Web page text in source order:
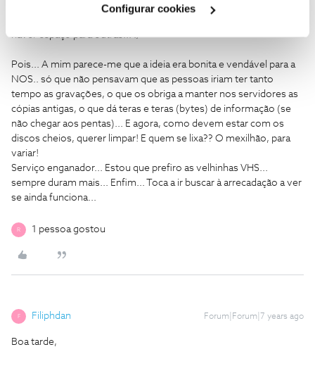
Configurar cookies
haver espaço para outras... :/
Pois... A mim parece-me que a ideia era bonita e vendável para a
NOS.. só que não pensavam que as pessoas iriam ter tanto
tempo as gravações, o que os obriga a manter nos servidores as
cópias antigas, o que dá teras e teras (bytes) de informação (se
não chegar aos pentas)... E agora, como devem estar com os
discos cheios, querer limpar! E quem se lixa?? O mexilhão, para
variar!
Serviço enganador... Estou que prefiro as velhinhas VHS...
sempre duram mais... Enfim... Toca a ir buscar à arrecadação a ver
se ainda funciona...
R 1 pessoa gostou
F Filiphdan Forum|Forum|7 years ago
Boa tarde,